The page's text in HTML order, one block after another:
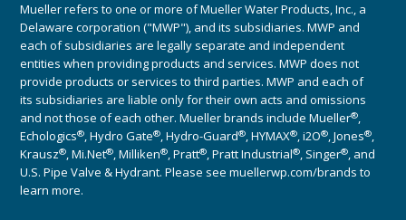
Mueller refers to one or more of Mueller Water Products, Inc., a
Delaware corporation ("MWP"), and its subsidiaries. MWP and
each of subsidiaries are legally separate and independent
entities when providing products and services. MWP does not
provide products or services to third parties. MWP and each of
its subsidiaries are liable only for their own acts and omissions
and not those of each other. Mueller brands include Mueller®,
Echologics®, Hydro Gate®, Hydro-Guard®, HYMAX®, i2O®, Jones®,
Krausz®, Mi.Net®, Milliken®, Pratt®, Pratt Industrial®, Singer®, and
U.S. Pipe Valve & Hydrant. Please see muellerwp.com/brands to
learn more.